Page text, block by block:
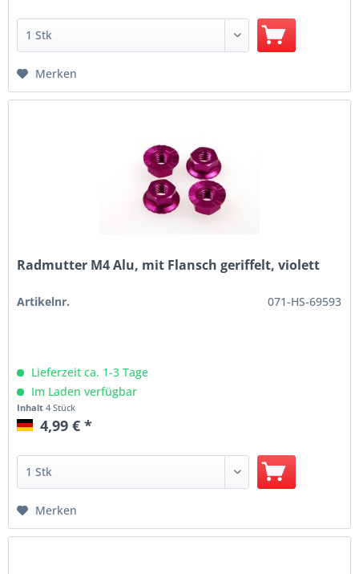
Merken
Radmutter M4 Alu, mit Flansch geriffelt, violett
Artikelnr. 071-HS-69593
Lieferzeit ca. 1-3 Tage
Im Laden verfügbar
Inhalt4 Stück
4,99 € *
Merken